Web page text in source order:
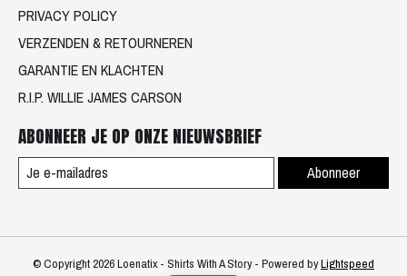
PRIVACY POLICY
VERZENDEN & RETOURNEREN
GARANTIE EN KLACHTEN
R.I.P. WILLIE JAMES CARSON
ABONNEER JE OP ONZE NIEUWSBRIEF
Abonneer
© Copyright 2026 Loenatix - Shirts With A Story - Powered byLightspeed